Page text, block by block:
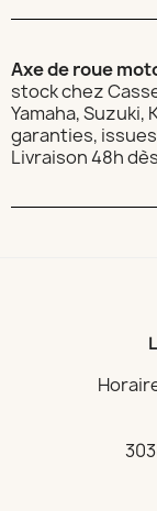
Axe de roue
stock chez
Yamaha, Suzuki,
garanties,
Livraison 48h